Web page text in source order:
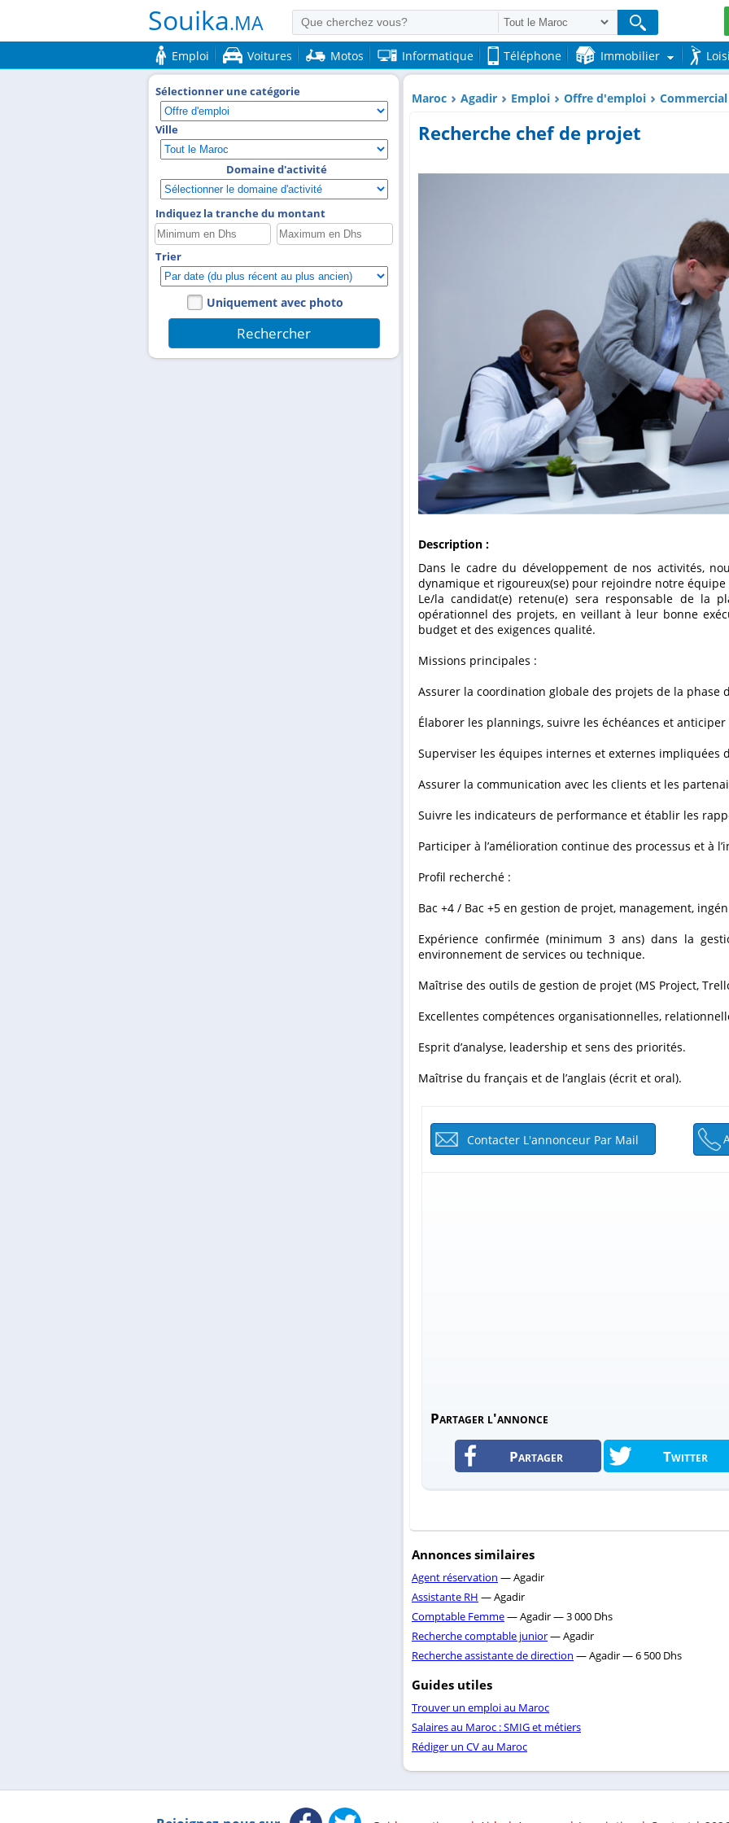
Souika.MA
Emploi Voitures Motos Informatique Téléphone Immobilier
Sélectionner une catégorie
Ville
Domaine d'activité
Indiquez la tranche du montant
Trier
Uniquement avec photo
Maroc Agadir Emploi Offre d'emploi
Recherche chef de projet
Description :
Dans le cadre du développement de nos activités, nous recherchons un(e) Chef de Projet
dynamique et rigoureux(se) pour rejoindre notre équipe
Le/la candidat(e) retenu(e) sera responsable de la
opérationnel des projets, en veillant à leur bonne
budget et des exigences qualité.
Missions principales :
Assurer la coordination globale des projets de la phase
Élaborer les plannings, suivre les échéances et
Superviser les équipes internes et externes impliquées
Assurer la communication avec les clients et les
Suivre les indicateurs de performance et établir les
Participer à l’amélioration continue des processus et à
Profil recherché :
Bac +4 / Bac +5 en gestion de projet, management,
Expérience confirmée (minimum 3 ans) dans la
environnement de services ou technique.
Maîtrise des outils de gestion de projet (MS Project,
Excellentes compétences organisationnelles,
Esprit d’analyse, leadership et sens des priorités.
Maîtrise du français et de l’anglais (écrit et oral).
Contacter L'annonceur Par Mail
Partager l'annonce
Partager Twitter
Annonces similaires
Agent réservation — Agadir
Assistante RH — Agadir
Comptable Femme— Agadir — 3 000 Dhs
Recherche comptable junior— Agadir
Recherche assistante de direction — Agadir — 6 500 Dhs
Guides utiles
Trouver un emploi au Maroc
Salaires au Maroc : SMIG et métiers
Rédiger un CV au Maroc